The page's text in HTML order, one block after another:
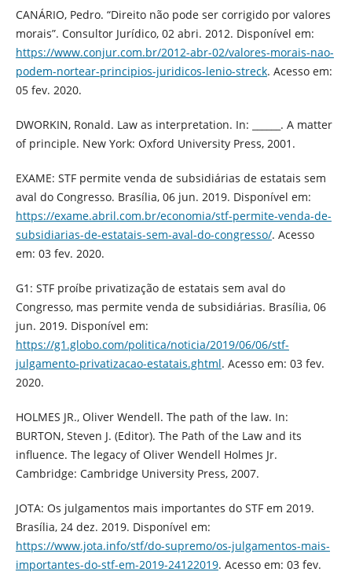
CANÁRIO, Pedro. “Direito não pode ser corrigido por valores
morais”. Consultor Jurídico, 02 abri. 2012. Disponível em:
https://www.conjur.com.br/2012-abr-02/valores-morais-nao-
podem-nortear-principios-juridicos-lenio-streck. Acesso em:
05 fev. 2020.
DWORKIN, Ronald. Law as interpretation. In: ______. A matter
of principle. New York: Oxford University Press, 2001.
EXAME: STF permite venda de subsidiárias de estatais sem
aval do Congresso. Brasília, 06 jun. 2019. Disponível em:
https://exame.abril.com.br/economia/stf-permite-venda-de-
subsidiarias-de-estatais-sem-aval-do-congresso/. Acesso
em: 03 fev. 2020.
G1: STF proíbe privatização de estatais sem aval do
Congresso, mas permite venda de subsidiárias. Brasília, 06
jun. 2019. Disponível em:
https://g1.globo.com/politica/noticia/2019/06/06/stf-
julgamento-privatizacao-estatais.ghtml. Acesso em: 03 fev.
2020.
HOLMES JR., Oliver Wendell. The path of the law. In:
BURTON, Steven J. (Editor). The Path of the Law and its
influence. The legacy of Oliver Wendell Holmes Jr.
Cambridge: Cambridge University Press, 2007.
JOTA: Os julgamentos mais importantes do STF em 2019.
Brasília, 24 dez. 2019. Disponível em:
https://www.jota.info/stf/do-supremo/os-julgamentos-mais-
importantes-do-stf-em-2019-24122019. Acesso em: 03 fev.